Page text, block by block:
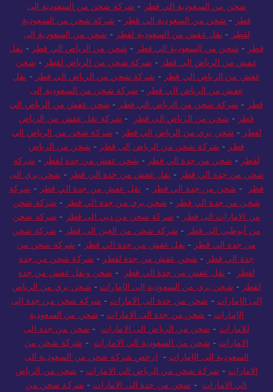
شحن من السعودية الي قطر - شركة شحن من السعودية الى
قطر - شحن من السعودية الي قطر - شركة شحن من السعودية
لقطر - نقل عفش من السعودية لقطر - شحن من السعودية الى
قطر - شحن من السعودية الي قطر - شحن من الرياض الي قطر - نقل
عفش من الرياض الي قطر - شركة شحن من الرياض لقطر - شحن
عفش من الرياض الي قطر - شركة شحن من الرياض الي قطر - نقل
عفش من الرياض الي قطر - شركة شحن من السعودية إلى
قطر - شركة شحن من الرياض الي قطر - شحن عفش من الرياض الي
قطر - شحن من الرياض الي قطر - شركة نقل عفش من الرياض
لقطر - شحن بري من الرياض الي قطر - شركة شحن من الرياض الي
قطر - شركة شحن من الرياض إلى قطر - شحن من الرياض
لقطر - شحن من جدة الي قطر - شحن عفش من جدة لقطر - شركة
شحن من جدة الي قطر - نقل عفش من جدة الي قطر - شحن بري الى
قطر
- شحن من جدة الي قطر - نقل عفش من جدة الي قطر - شركة
شحن من جدة الي قطر - شحن بري من جدة الي قطر - شركة شحن
من الامارات الى قطر - شركة شحن من دبي الى قطر - شركة شحن
من أبوظبي الى قطر - شركة شحن من العين الى قطر - شركة شحن
من جدة الي قطر - نقل عفش من جدة الي قطر - شركة شحن من
جدة الي قطر - شحن عفش من جدة لقطر - شركة شحن من جدة
لقطر
- نقل عفش من جدة الي قطر - شحن ونقل عفش من جدة
لقطر - شحن بري من السعودية إلى الإمارات - شحن بري من الرياض
إلى الإمارات - شحن من جدة الى الامارات - شركة شحن من جدة إلى
الإمارات - شحن من جدة الى الامارات - شحن من السعودية
للامارات - شحن من الرياض الى الامارات - شحن من جدة الى
الامارات - شحن من السعودية الي الامارات - شركة شحن من
السعودية إلى الإمارات - ارخص شركة شحن من السعودية الى
الامارات - شركة شحن من الرياض الي الامارات - شحن من الرياض
الي الامارات - شحن من جدة الى الامارات - شركة شحن من